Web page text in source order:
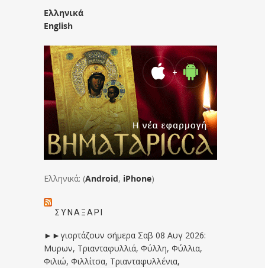
Ελληνικά
English
Ελληνικά: (Android, iPhone)
ΣΥΝΑΞΆΡΙ
►►γιορτάζουν σήμερα Σαβ 08 Αυγ 2026:
Μυρων, Τριανταφυλλιά, Φύλλη, Φύλλια,
Φιλιώ, Φιλλίτσα, Τριανταφυλλένια,